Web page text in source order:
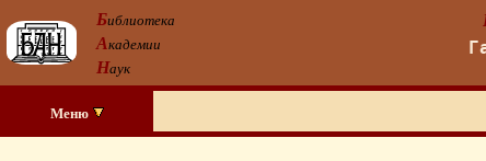
Библиотека
Академии
Наук
Меню